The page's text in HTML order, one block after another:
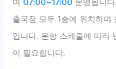
출국장 모두 1층에 위치하며
입니다. 운항 스케줄에 따라
이 필요합니다.